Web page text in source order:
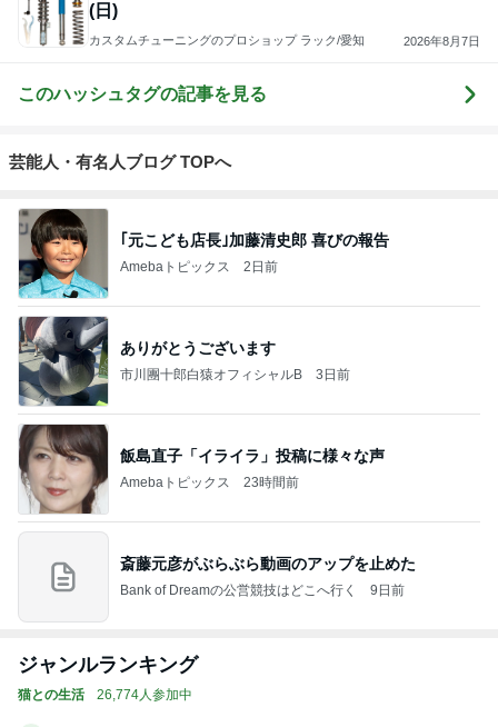
(日)
カスタムチューニングのプロショップ ラック/愛知 2026年8月7日
このハッシュタグの記事を見る
芸能人・有名人ブログ TOPへ
｢元こども店長｣加藤清史郎 喜びの報告
Amebaトピックス 2日前
ありがとうございます
市川團十郎白猿オフィシャルB 3日前
飯島直子「イライラ」投稿に様々な声
Amebaトピックス 23時間前
斎藤元彦がぶらぶら動画のアップを止めた
Bank of Dreamの公営競技はどこへ行く 9日前
ジャンルランキング
猫との生活 26,774人参加中